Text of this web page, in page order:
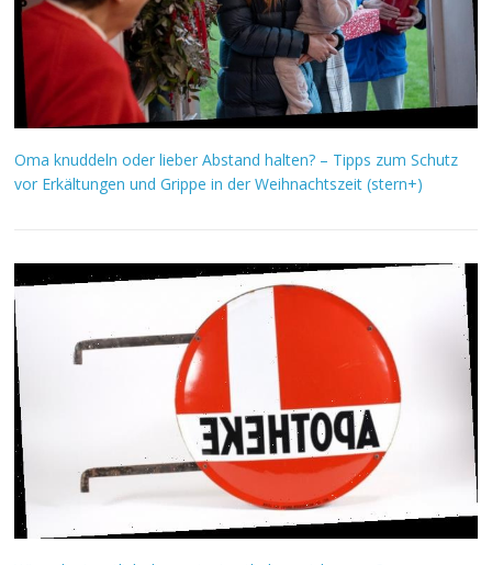
Oma knuddeln oder lieber Abstand halten? – Tipps zum Schutz
vor Erkältungen und Grippe in der Weihnachtszeit (stern+)